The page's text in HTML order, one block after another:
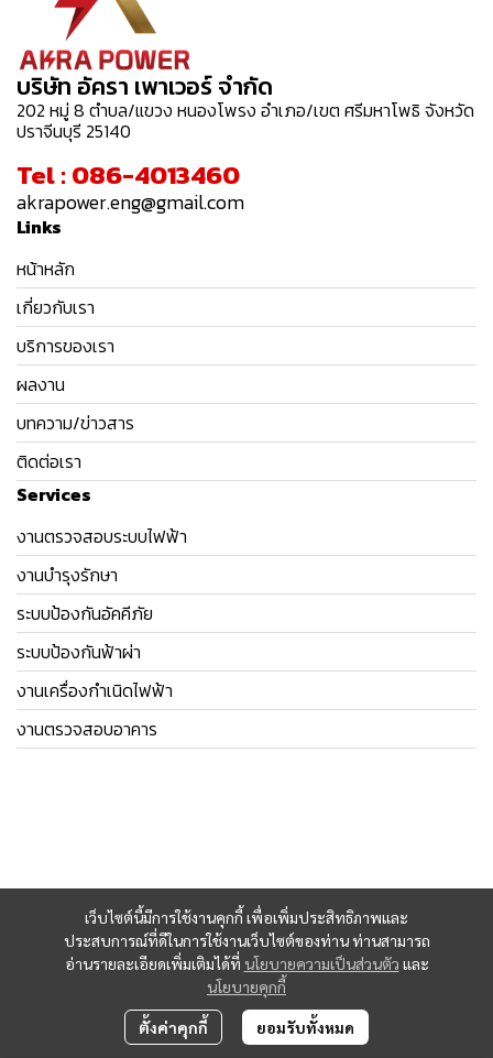
เว็บไซต์นี้มีการใช้งานคุกกี้ เพื่อเพิ่มประสิทธิภาพและ
ประสบการณ์ที่ดีในการใช้งานเว็บไซต์ของท่าน ท่านสามารถ
อ่านรายละเอียดเพิ่มเติมได้ที่ นโยบายความเป็นส่วนตัว และ
นโยบายคุกกี้
ตั้งค่าคุกกี้ ยอมรับทั้งหมด
บริษัท อัครา เพาเวอร์ จำกัด
202 หมู่ 8 ตำบล/แขวง หนองโพรง อำเภอ/เขต ศรีมหาโพธิ จังหวัด
ปราจีนบุรี 25140
Tel : 086-4013460
akrapower.eng@gmail.com
Links
หน้าหลัก
เกี่ยวกับเรา
บริการของเรา
ผลงาน
บทความ/ข่าวสาร
ติดต่อเรา
Services
งานตรวจสอบระบบไฟฟ้า
งานบำรุงรักษา
ระบบป้องกันอัคคีภัย
ระบบป้องกันฟ้าผ่า
งานเครื่องกำเนิดไฟฟ้า
งานตรวจสอบอาคาร